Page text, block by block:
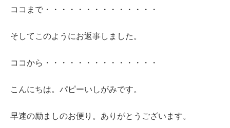
ココまで・・・・・・・・・・・・・・
そしてこのようにお返事しました。
ココから・・・・・・・・・・・・・・
こんにちは。パピーいしがみです。
早速の励ましのお便り。ありがとうございます。